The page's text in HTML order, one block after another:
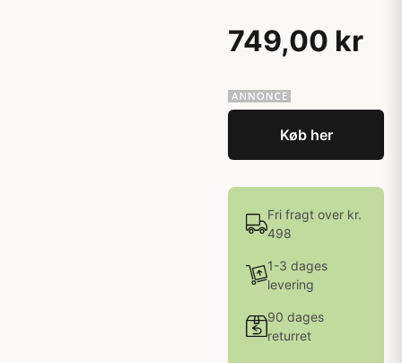
749,00 kr
Køb her
Fri fragt over kr.
498
1-3 dages
levering
90 dages
returret